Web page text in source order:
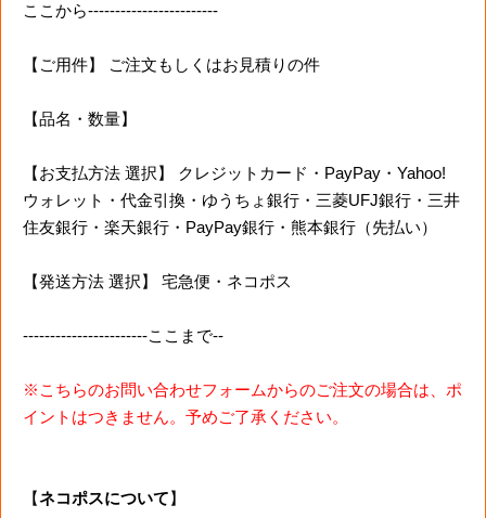
ここから------------------------
【ご用件】 ご注文もしくはお見積りの件
【品名・数量】
【お支払方法 選択】 クレジットカード・PayPay・Yahoo!
ウォレット・代金引換・ゆうちょ銀行・三菱UFJ銀行・三井
住友銀行・楽天銀行・PayPay銀行・熊本銀行（先払い）
【発送方法 選択】 宅急便・ネコポス
-----------------------ここまで--
※こちらのお問い合わせフォームからのご注文の場合は、ポ
イントはつきません。予めご了承ください。
【ネコポスについて】